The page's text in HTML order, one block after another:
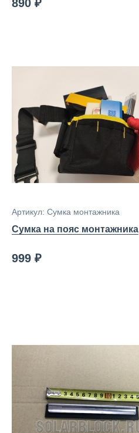
890 ₽
Артикул: Сумка монтажника
Сумка на пояс монтажника
999 ₽